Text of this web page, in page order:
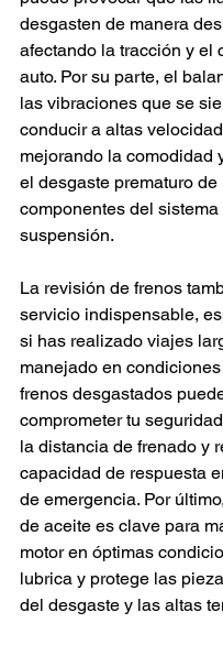
desgasten de manera
afectando la tracción y el
auto. Por su parte, el
las vibraciones que se
conducir a altas
mejorando la comodidad
el desgaste prematuro de
componentes del sistema
suspensión.
La revisión de frenos
servicio indispensable,
si has realizado viajes
manejado en
frenos desgastados
comprometer tu
la distancia de frenado y
capacidad de respuesta
de emergencia. Por
de aceite es clave para
motor en óptimas
lubrica y protege las
del desgaste y las altas